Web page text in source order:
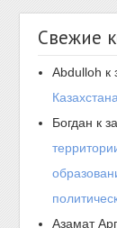
Свежие
Abdulloh к
Казахстана
Богдан к
Азамат